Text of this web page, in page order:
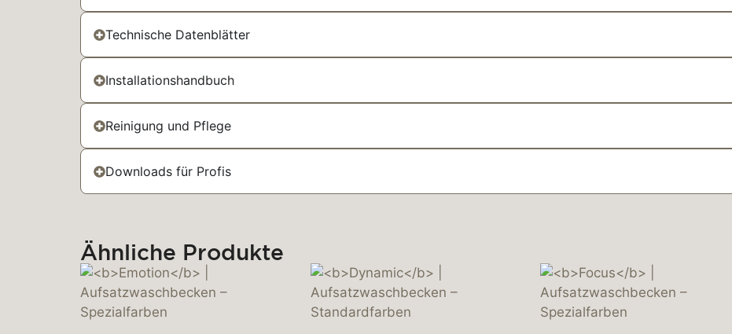
Technische Datenblätter
Installationshandbuch
Reinigung und Pflege
Downloads für Profis
Ähnliche Produkte